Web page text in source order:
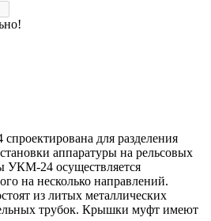
для разделения
аппаратуры на рельсовых
24 осуществляется
на несколько направлений.
из литых металлических
трубок. Крышки муфт имеют